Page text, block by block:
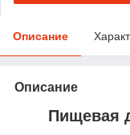
Описание
Описание
Пищевая